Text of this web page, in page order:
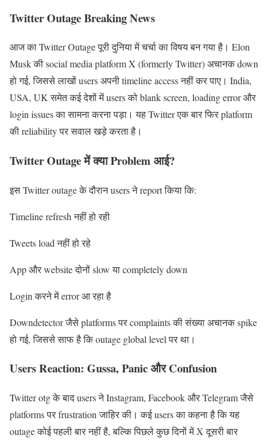
Twitter Outage Breaking News
आज का Twitter Outage पूरी दुनिया में चर्चा का विषय बन गया है। Elon
Musk की social media platform X (formerly Twitter) अचानक down
हो गई, जिससे लाखों users अपनी timeline access नहीं कर पाए। India,
USA, UK समेत कई देशों में users को blank screen, loading error और
login issues का सामना करना पड़ा। यह Twitter एक बार फिर platform
की reliability पर सवाल खड़े करता है।
Twitter Outage में क्या Problem आई?
इस Twitter outage के दौरान users ने report किया कि:
Timeline refresh नहीं हो रही
Tweets load नहीं हो रहे
App और website दोनों slow या completely down
Login करने में error आ रहा है
Downdetector जैसे platforms पर complaints की संख्या अचानक spike
हो गई, जिससे साफ है कि outage global level पर था।
Users Reaction: Gussa, Panic और Confusion
Twitter otg के बाद users ने Instagram, Facebook और Telegram जैसे
platforms पर frustration जाहिर की। कई users का कहना है कि यह
outage कोई पहली बार नहीं है, बल्कि पिछले कुछ दिनों में X दूसरी बार